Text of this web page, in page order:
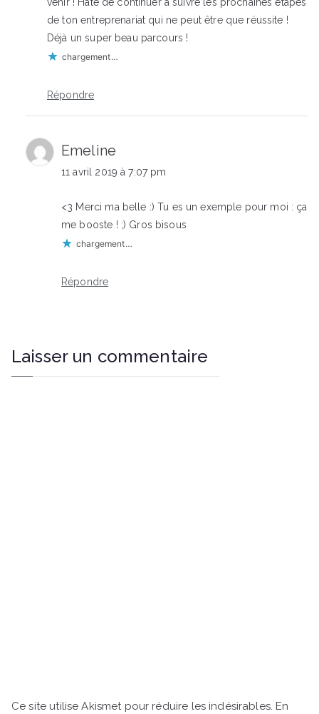
venir ! Hâte de continuer à suivre les prochaines étapes
de ton entreprenariat qui ne peut être que réussite !
Déjà un super beau parcours !
chargement…
Répondre
Emeline
11 avril 2019 à 7:07 pm
<3 Merci ma belle :) Tu es un exemple pour moi : ça
me booste ! ;) Gros bisous
chargement…
Répondre
Laisser un commentaire
Ce site utilise Akismet pour réduire les indésirables. En